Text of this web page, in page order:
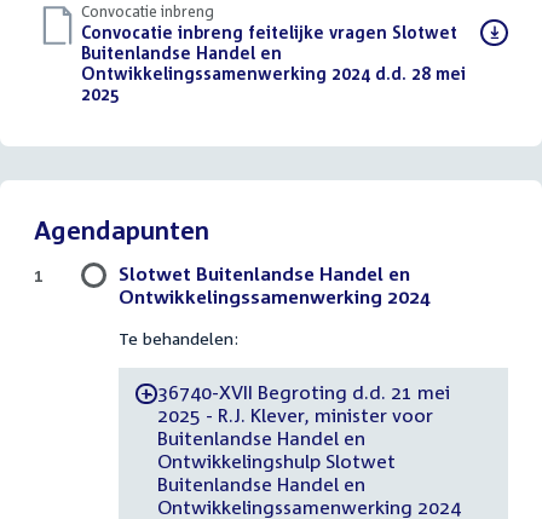
Convocatie inbreng
Download
bestand:
Convocatie inbreng feitelijke vragen Slotwet
Buitenlandse Handel en
Ontwikkelingssamenwerking 2024 d.d. 28 mei
2025
Agendapunten
Slotwet Buitenlandse Handel en
Ontwikkelingssamenwerking 2024
Te behandelen:
-36740-XVII Begroting d.d. 21 mei
2025 - R.J. Klever, minister voor
Buitenlandse Handel en
Ontwikkelingshulp Slotwet
Buitenlandse Handel en
Ontwikkelingssamenwerking 2024
1